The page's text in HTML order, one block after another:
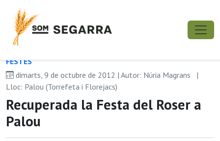
FESTES
dimarts, 9 de octubre de 2012 | Autor: Núria Magrans
|
Lloc: Palou (Torrefeta i Florejacs)
Recuperada la Festa del Roser a
Palou